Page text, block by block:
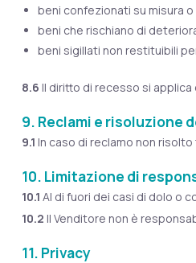
beni confezionati su misura
beni che rischiano di
beni sigillati non restituibili
8.6 Il diritto di recesso si
9. Reclami e risoluzione
9.1 In caso di reclamo non
10. Limitazione di
10.1 Al di fuori dei casi di dolo o
10.2 Il Venditore non è
11. Privacy